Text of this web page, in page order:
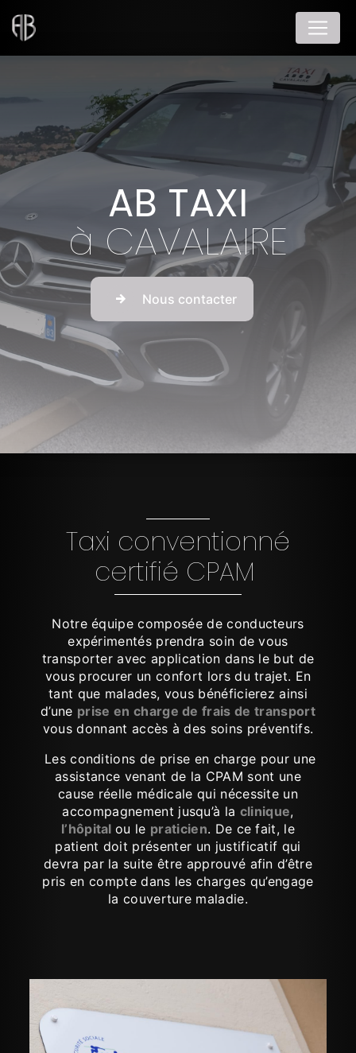
AB TAXI
à CAVALAIRE
Nous contacter
Taxi conventionné
certifié CPAM
Notre équipe composée de conducteurs
expérimentés prendra soin de vous
transporter avec application dans le but de
vous procurer un confort lors du trajet. En
tant que malades, vous bénéficierez ainsi
d’une prise en charge de frais de transport
vous donnant accès à des soins préventifs.
Les conditions de prise en charge pour une
assistance venant de la CPAM sont une
cause réelle médicale qui nécessite un
accompagnement jusqu’à la clinique,
l’hôpitalou le praticien. De ce fait, le
patient doit présenter un justificatif qui
devra par la suite être approuvé afin d’être
pris en compte dans les charges qu’engage
la couverture maladie.